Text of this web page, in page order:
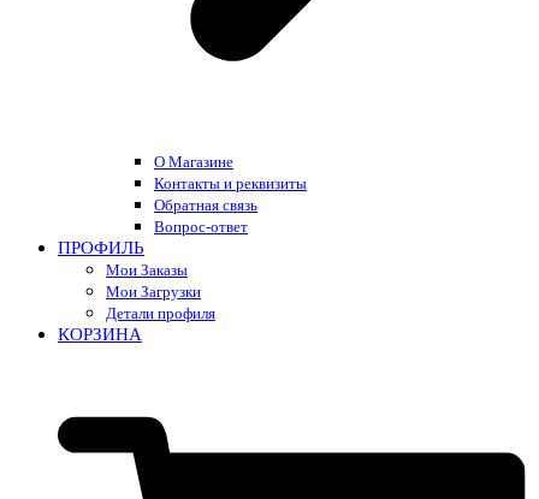
О Магазине
Контакты и реквизиты
Обратная связь
Вопрос-ответ
ПРОФИЛЬ
Мои Заказы
Мои Загрузки
Детали профиля
КОРЗИНА